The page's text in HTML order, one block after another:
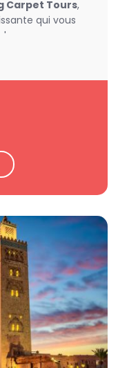
de votre
le Maroc sous son
à une aventure
qui saura
Carpet Tours,
qui vous